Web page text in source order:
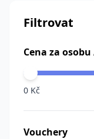
Filtrovat
Cena za
0 Kč
Vouchery